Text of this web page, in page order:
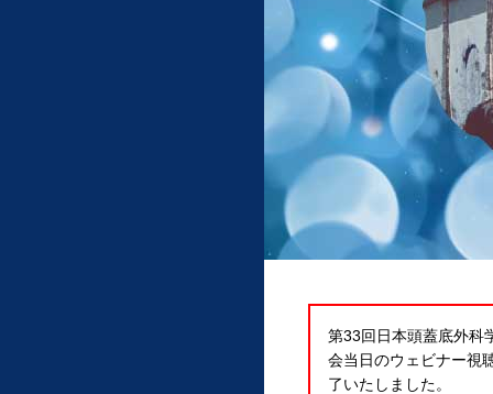
第33回日本頭蓋底外科
会当日のウェビナー視
了いたしました。